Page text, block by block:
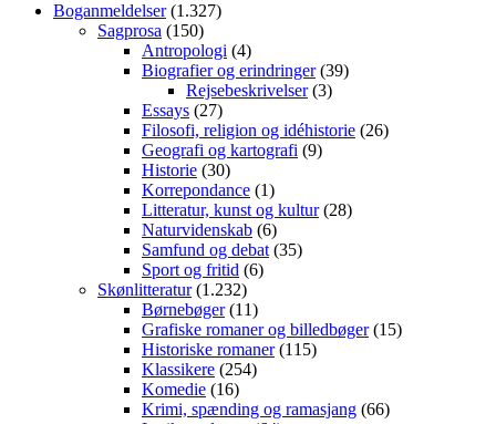
Boganmeldelser(1.327)
Sagprosa (150)
Antropologi (4)
Biografier og erindringer(39)
Rejsebeskrivelser(3)
Essays (27)
Filosofi, religion og idéhistorie (26)
Geografi og kartografi (9)
Historie (30)
Korrepondance (1)
Litteratur, kunst og kultur(28)
Naturvidenskab (6)
Samfund og debat (35)
Sport og fritid (6)
Skønlitteratur(1.232)
Børnebøger(11)
Grafiske romaner og billedbøger(15)
Historiske romaner(115)
Klassikere (254)
Komedie (16)
Krimi, spænding og ramasjang (66)